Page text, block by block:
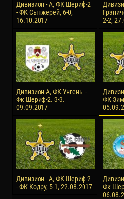
Дивизион - А, ФК Шериф-2
- ФК Сынжерей, 6-0,
16.10.2017
2-2,
Дивизион-А, ФК Унгены -
Фк Шериф-2. 3-3.
09.09.2017
ФК
Дивизион - А, ФК Шериф-2
- ФК Кодру, 5-1, 22.08.2017
Фк